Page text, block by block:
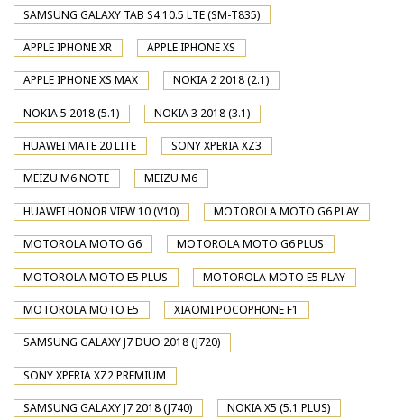
SAMSUNG GALAXY TAB S4 10.5 LTE (SM-T835)
APPLE IPHONE XR APPLE IPHONE XS
APPLE IPHONE XS MAX NOKIA 2 2018 (2.1)
NOKIA 5 2018 (5.1) NOKIA 3 2018 (3.1)
HUAWEI MATE 20 LITE SONY XPERIA XZ3
MEIZU M6 NOTE MEIZU M6
HUAWEI HONOR VIEW 10 (V10) MOTOROLA MOTO G6 PLAY
MOTOROLA MOTO G6 MOTOROLA MOTO G6 PLUS
MOTOROLA MOTO E5 PLUS MOTOROLA MOTO E5 PLAY
MOTOROLA MOTO E5 XIAOMI POCOPHONE F1
SAMSUNG GALAXY J7 DUO 2018 (J720)
SONY XPERIA XZ2 PREMIUM
SAMSUNG GALAXY J7 2018 (J740) NOKIA X5 (5.1 PLUS)